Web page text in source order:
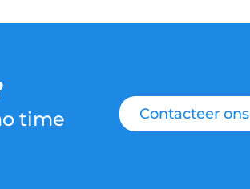
time
Contacteer ons